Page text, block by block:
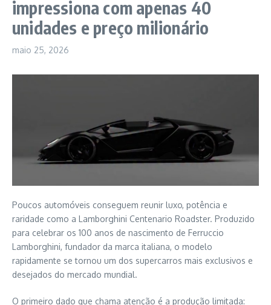
impressiona com apenas 40
unidades e preço milionário
maio 25, 2026
Poucos automóveis conseguem reunir luxo, potência e
raridade como a Lamborghini Centenario Roadster. Produzido
para celebrar os 100 anos de nascimento de Ferruccio
Lamborghini, fundador da marca italiana, o modelo
rapidamente se tornou um dos supercarros mais exclusivos e
desejados do mercado mundial.
O primeiro dado que chama atenção é a produção limitada: